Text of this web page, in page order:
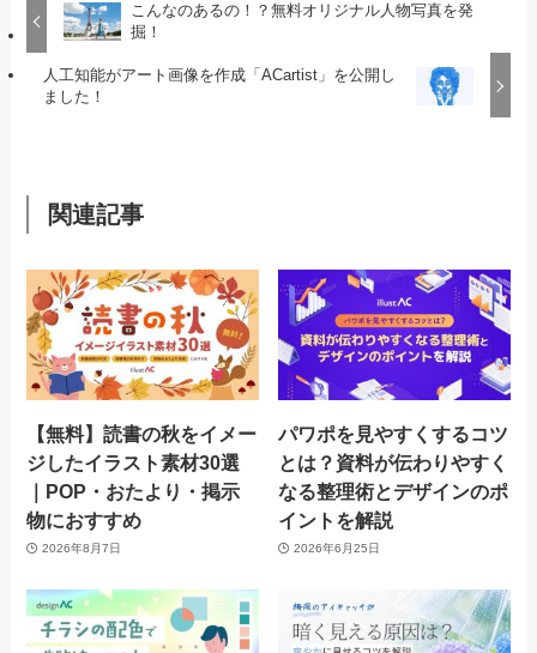
こんなのあるの！？無料オリジナル人物写真を発
掘！
人工知能がアート画像を作成「ACartist」を公開し
ました！
関連記事
【無料】読書の秋をイメー
ジしたイラスト素材30選
｜POP・おたより・掲示
物におすすめ
2026年8月7日
パワポを見やすくするコツ
とは？資料が伝わりやすく
なる整理術とデザインのポ
イントを解説
2026年6月25日